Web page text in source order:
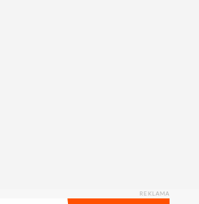
REKLAMA